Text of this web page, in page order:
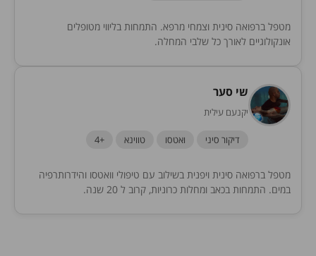
מטפל ברפואה סינית וצמחי מרפא. התמחות בליווי מטופלים
אונקולוגיים לאורך כל שלבי המחלה.
שי סער
יקנעם עילית
דיקור סיני ואטסו טווינא +4
מטפל ברפואה סינית ויפנית בשילוב עם טיפולי וואטסו והידרותרפיה
במים. התמחות בכאב ומחלות כרוניות, קרוב ל 20 שנה.